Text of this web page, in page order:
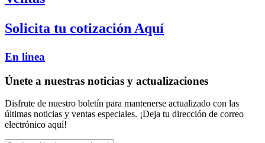
Solicita tu cotización Aquí
En linea
Únete a nuestras noticias y actualizaciones
Disfrute de nuestro boletín para mantenerse actualizado con las
últimas noticias y ventas especiales. ¡Deja tu dirección de correo
electrónico aquí!